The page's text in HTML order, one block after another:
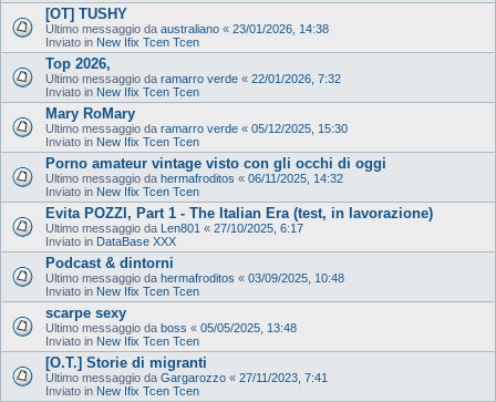
[OT] TUSHY
Ultimo messaggio da australiano « 23/01/2026, 14:38
Inviato in New Ifix Tcen Tcen
Top 2026,
Ultimo messaggio da ramarro verde « 22/01/2026, 7:32
Inviato in New Ifix Tcen Tcen
Mary RoMary
Ultimo messaggio da ramarro verde « 05/12/2025, 15:30
Inviato in New Ifix Tcen Tcen
Porno amateur vintage visto con gli occhi di oggi
Ultimo messaggio da hermafroditos « 06/11/2025, 14:32
Inviato in New Ifix Tcen Tcen
Evita POZZI, Part 1 - The Italian Era (test, in lavorazione)
Ultimo messaggio da Len801 « 27/10/2025, 6:17
Inviato in DataBase XXX
Podcast & dintorni
Ultimo messaggio da hermafroditos « 03/09/2025, 10:48
Inviato in New Ifix Tcen Tcen
scarpe sexy
Ultimo messaggio da boss « 05/05/2025, 13:48
Inviato in New Ifix Tcen Tcen
[O.T.] Storie di migranti
Ultimo messaggio da Gargarozzo « 27/11/2023, 7:41
Inviato in New Ifix Tcen Tcen